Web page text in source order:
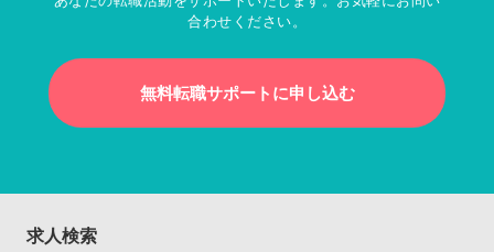
合わせください。
無料転職サポートに申し込む
求人検索